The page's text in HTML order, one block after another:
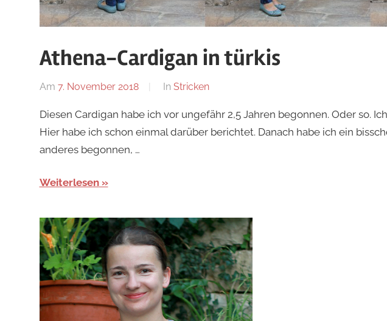
Athena-Cardigan in türkis
Am 7. November 2018
Von
In Stricken
Diesen Cardigan habe ich vor ungefähr 2,5 Jahren begonnen. Oder so.
Hier habe ich schon einmal darüber berichtet. Danach habe ich ein
anderes begonnen, …
Weiterlesen